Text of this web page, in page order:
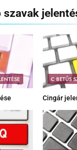
szavak
C BETŰS
Cingár